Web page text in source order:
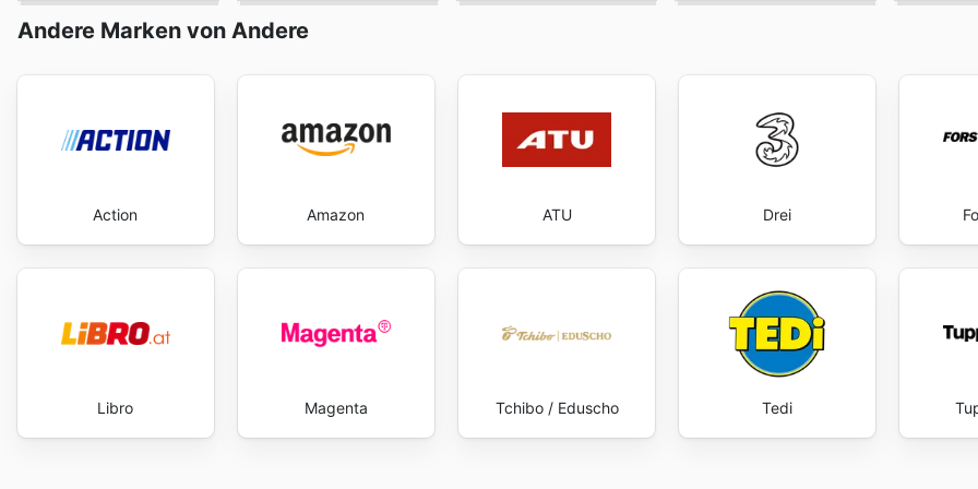
Andere Marken von Andere
Action Amazon ATU Drei
Libro Magenta Tchibo / Eduscho Tedi